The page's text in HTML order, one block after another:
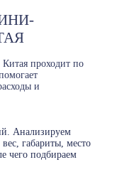
Китая проходит по
и
Анализируем
габариты, место
чего подбираем